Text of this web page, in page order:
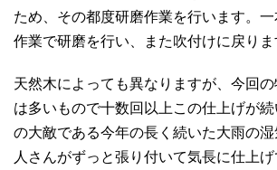
ため、その都度研磨作業を行います。
作業で研磨を行い、また吹付けに戻りま
天然木によっても異なりますが、今回
は多いもので十数回以上この仕上げが
の大敵である今年の長く続いた大雨の
人さんがずっと張り付いて気長に仕上げ